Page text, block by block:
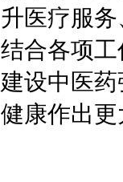
升医疗服
结合各项
建设中医
健康作出